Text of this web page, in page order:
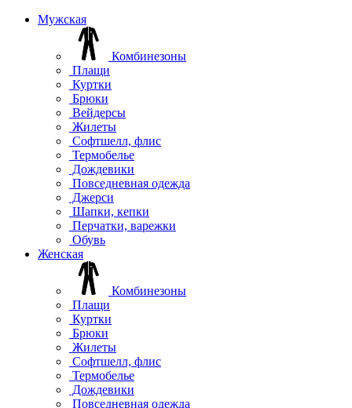
Мужская
Комбинезоны
Плащи
Куртки
Брюки
Вейдерсы
Жилеты
Софтшелл, флис
Термобелье
Дождевики
Повседневная одежда
Джерси
Шапки, кепки
Перчатки, варежки
Обувь
Женская
Комбинезоны
Плащи
Куртки
Брюки
Жилеты
Софтшелл, флис
Термобелье
Дождевики
Повседневная одежда